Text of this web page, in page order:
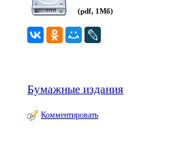
(pdf, 1Мб)
Бумажные издания
Комментировать